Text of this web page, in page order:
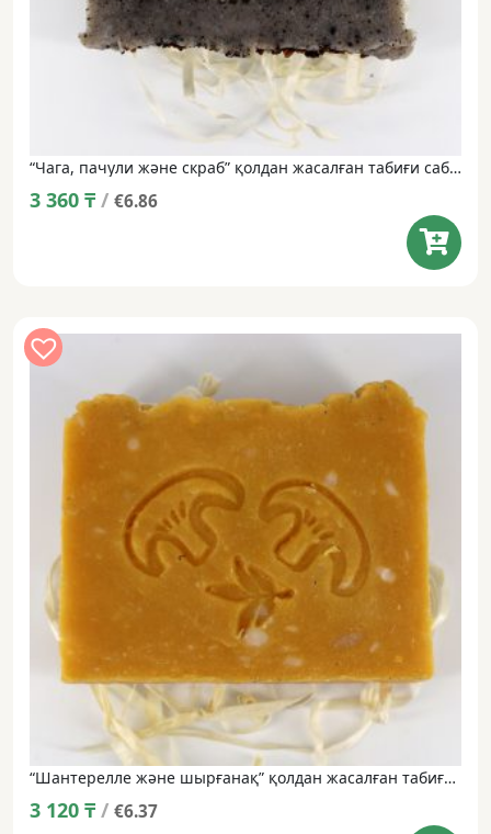
“Чага, пачули және скраб” қолдан жасалған табиғи сабын • 100 г
3 360 ₸ / €6.86
“Шантерелле және шырғанақ” қолдан жасалған табиғи сабын • 100 г
3 120 ₸ / €6.37